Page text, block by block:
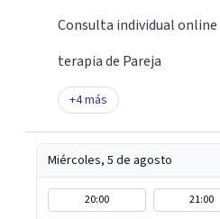
Consulta individual online
terapia de Pareja
+4más
Miércoles, 5 de agosto
20:00 21:00